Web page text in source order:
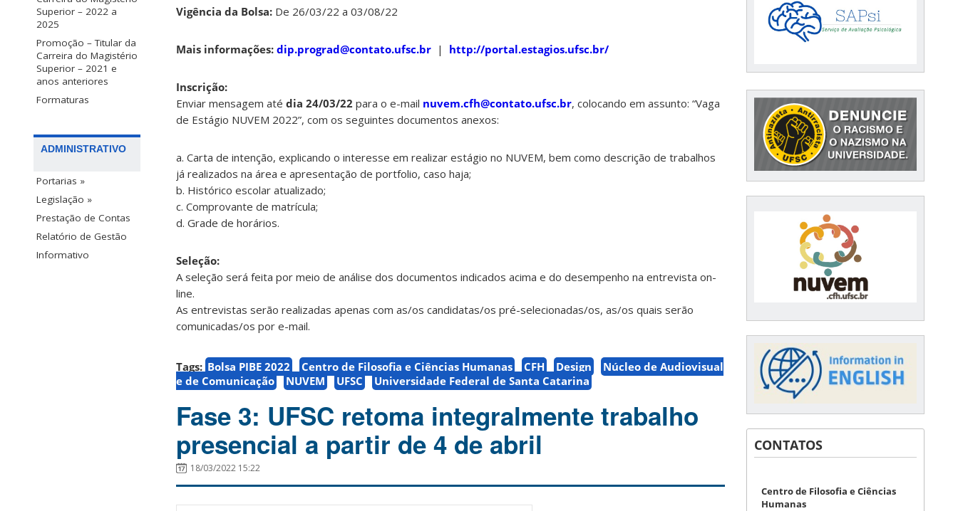
Superior – 2022 a
2025
Promoção – Titular da
Carreira do Magistério
Superior – 2021 e
anos anteriores
Formaturas
ADMINISTRATIVO
Portarias »
Legislação »
Prestação de Contas
Relatório de Gestão
Informativo
Vigência da Bolsa: De 26/03/22 a 03/08/22
Mais informações: dip.prograd@contato.ufsc.br | http://portal.estagios.ufsc.br/
Inscrição:
Enviar mensagem até dia 24/03/22 para o e-mail nuvem.cfh@contato.ufsc.br, colocando em assunto: “Vaga
de Estágio NUVEM 2022”, com os seguintes documentos anexos:
a. Carta de intenção, explicando o interesse em realizar estágio no NUVEM, bem como descrição de trabalhos
já realizados na área e apresentação de portfolio, caso haja;
b. Histórico escolar atualizado;
c. Comprovante de matrícula;
d. Grade de horários.
Seleção:
A seleção será feita por meio de análise dos documentos indicados acima e do desempenho na entrevista on-
line.
As entrevistas serão realizadas apenas com as/os candidatas/os pré-selecionadas/os, as/os quais serão
comunicadas/os por e-mail.
Tags: Bolsa PIBE 2022 Centro de Filosofia e Ciências Humanas CFH Design
Núcleo de Audiovisual
e de Comunicação
NUVEM UFSC Universidade Federal de Santa Catarina
Fase 3: UFSC retoma integralmente trabalho
presencial a partir de 4 de abril
18/03/2022 15:22
CONTATOS
Centro de Filosofia e Ciências
Humanas